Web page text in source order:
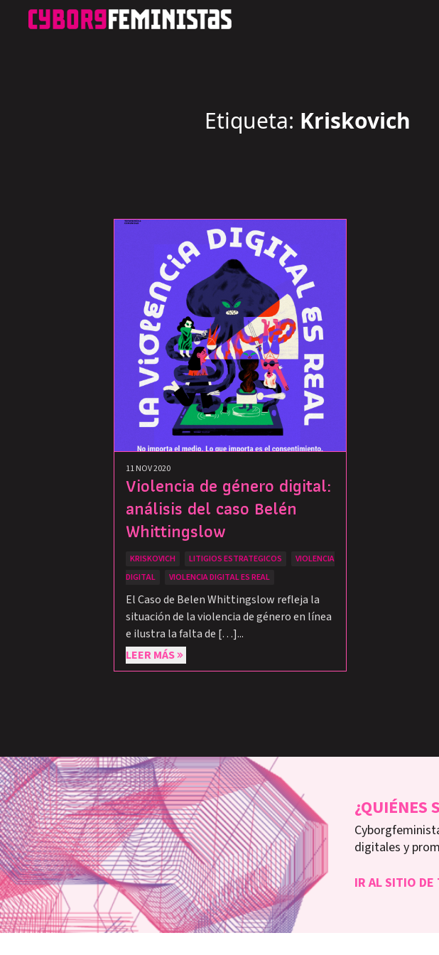
Etiqueta: Kriskovich
11 NOV 2020
Violencia de género digital:
análisis del caso Belén
Whittingslow
KRISKOVICH LITIGIOS ESTRATEGICOS
VIOLENCIA
DIGITAL
VIOLENCIA DIGITAL ES REAL
El Caso de Belen Whittingslow refleja la
situación de la violencia de género en línea
e ilustra la falta de […]...
LEER MÁS
¿QUIÉNES
digitales y
IR AL SITIO DE